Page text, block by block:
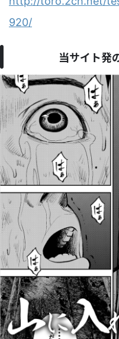
920/
当サイト発